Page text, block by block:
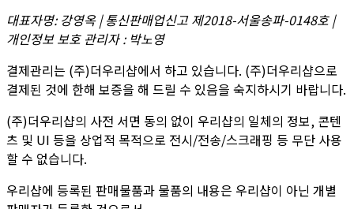
대표자명:강영옥 | 통신판매업신고 제2018-서울송파-0148호 |
개인정보 보호 관리자 : 박노영
결제관리는 (주)더우리샵에서 하고 있습니다. (주)더우리샵으로
결제된 것에 한해 보증을 해 드릴 수 있음을 숙지하시기 바랍니다.
(주)더우리샵의 사전 서면 동의 없이 우리샵의 일체의 정보, 콘텐
츠 및 UI 등을 상업적 목적으로 전시/전송/스크래핑 등 무단 사용
할 수 없습니다.
우리샵에 등록된 판매물품과 물품의 내용은 우리샵이 아닌 개별